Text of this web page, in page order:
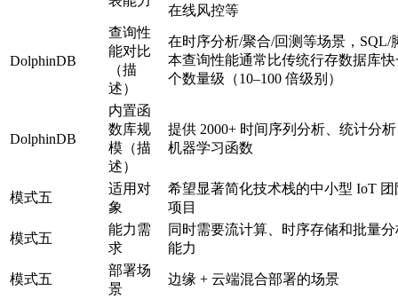
在线风控等
DolphinDB
查询性
能对比
（描
述）
在时序分析/聚合/回测等场景，SQL/
本查询性能通常比传统行存数据库快
个数量级（10–100 倍级别）
DolphinDB
内置函
数库规
模（描
述）
提供 2000+ 时间序列分析、统计分
机器学习函数
模式五
适用对
象
希望显著简化技术栈的中小型 IoT 团
项目
模式五
能力需
求
同时需要流计算、时序存储和批量分
能力
模式五
部署场
景
边缘 + 云端混合部署的场景